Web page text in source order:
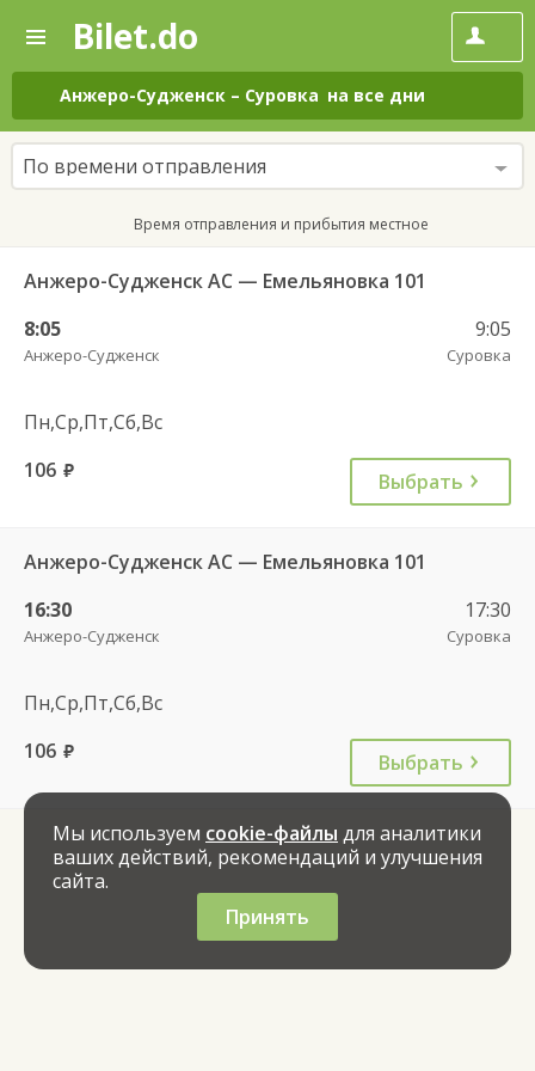
—
Поиск
и
покупка
билетов
на
автобус
онлайн
Bilet.do
Анжеро-Судженск – Суровка на все дни
По времени отправления
Время отправления и прибытия местное
Анжеро-Судженск АС — Емельяновка 101
8:05
Анжеро-Судженск
9:05
Суровка
Пн,Ср,Пт,Сб,Вс
106 руб. Выбрать
Анжеро-Судженск АС — Емельяновка 101
16:30
Анжеро-Судженск
17:30
Суровка
Пн,Ср,Пт,Сб,Вс
106 руб. Выбрать
Мы используем cookie-файлы для аналитики
ваших действий, рекомендаций и улучшения
сайта.
Принять